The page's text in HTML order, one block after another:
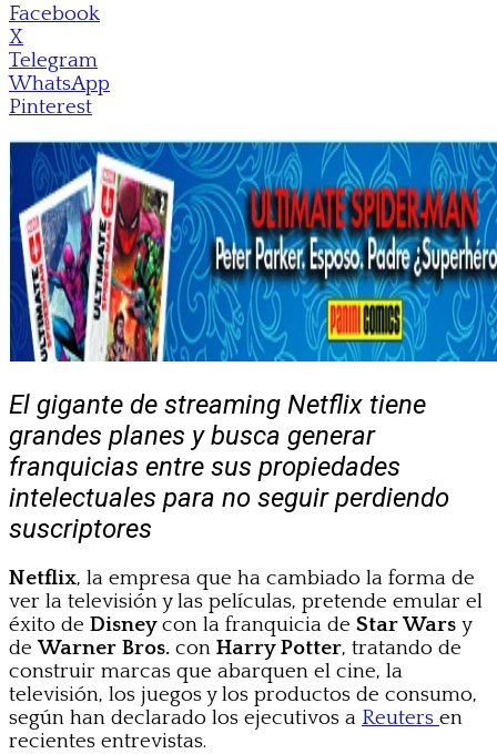
Facebook
X
Telegram
WhatsApp
Pinterest
El gigante de streaming Netflix tiene
grandes planes y busca generar
franquicias entre sus propiedades
intelectuales para no seguir perdiendo
suscriptores
Netflix, la empresa que ha cambiado la forma de
ver la televisión y las películas, pretende emular el
éxito de Disneycon la franquicia de Star Wars y
deWarner Bros. con Harry Potter, tratando de
construir marcas que abarquen el cine, la
televisión, los juegos y los productos de consumo,
según han declarado los ejecutivos a Reuters en
recientes entrevistas.